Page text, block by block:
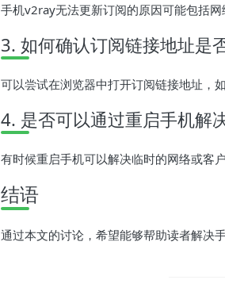
手机v2ray无法更新订阅的原因可能包括
3. 如何确认订阅链接地址是
可以尝试在浏览器中打开订阅链接地址，
4. 是否可以通过重启手机解
有时候重启手机可以解决临时的网络或客
结语
通过本文的讨论，希望能够帮助读者解决